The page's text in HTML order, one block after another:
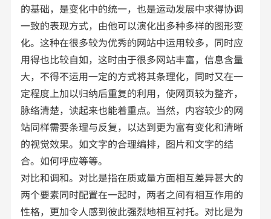
的基础，是变化中的统一，也是运动发展中求得协调
一致的表现方式，由他可以演化出多种多样的图形变
化。这种在很多较为优秀的网站中运用较多，同时应
用得也比较自如，这时由于很多网站丰富，信息含量
大，不得不运用一定的方式将其条理化，同时又在一
定程度上加以归纳后重复的利用，使网页较为整齐，
脉络清楚，读起来也能着重点。当然，内容较少的网
站同样需要条理与反复，以达到更为富有变化和清晰
的视觉效果。如文字的合理编排，图片和文字的结
合。如何呼应等等。
对比和调和。对比是指在质或量方面相互差异甚大的
两个要素同时配置在一起时，两者之间有相互作用的
性格，更加令人感到彼此强烈地相互衬托。对比是为